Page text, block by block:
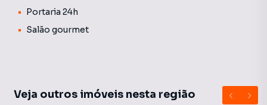
Portaria 24h
Salão gourmet
Veja outros imóveis nesta região